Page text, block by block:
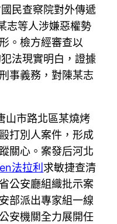
民查察院對外傳遞
志等人涉嫌惡權勢
。檢方經審查以
法現實明白，證據
事義務，對陳某志
山市路北區某燒烤
打別人案件，形成
關心。案發后河北
法拉利 求敏捷查清
公安廳組織批示案
部派出專家組一線
安機關全力展開任